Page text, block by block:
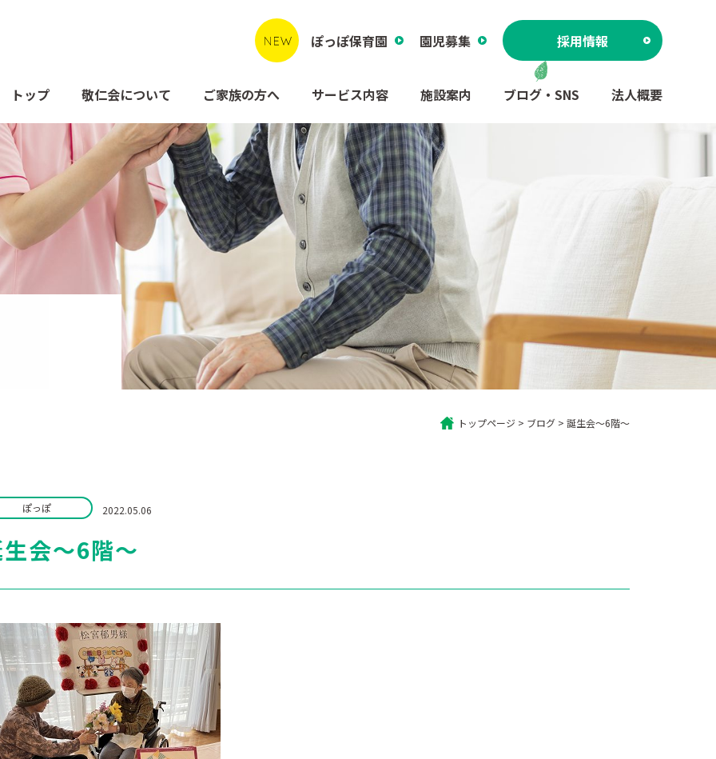
ぽっぽ保育園 園児募集 採用情報
トップ 敬仁会について ご家族の方へ サービス内容 施設案内 ブログ・SNS 法人概要
トップページ > ブログ >誕生会～6階～
ぽっぽ 2022.05.06
会～6階～